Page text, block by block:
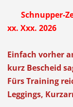
Schnupper-
xx. Xxx. 2026
Einfach vorher
kurz Bescheid
Fürs Training
Leggings,